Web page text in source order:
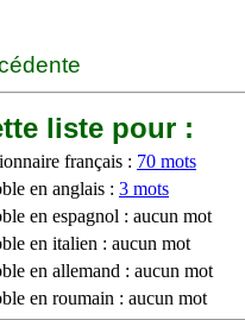
liste pour :
français : 70 mots
en anglais : 3 mots
en espagnol : aucun mot
en italien : aucun mot
en allemand : aucun mot
en roumain : aucun mot